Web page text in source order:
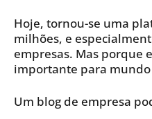
Hoje, tornou-se uma
milhões, e
empresas. Mas porque
importante para mundo
Um blog de empresa